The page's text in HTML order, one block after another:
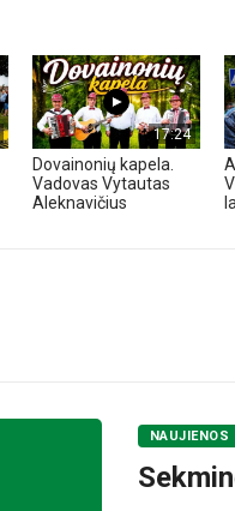
17:24
Dovainonių kapela.
Vadovas Vytautas
Aleknavičius
NAUJIENOS